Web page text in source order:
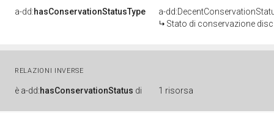
a-dd:hasConservationStatusType
a-
Stato di conservazione
RELAZIONI INVERSE
è a-dd:hasConservationStatus di 1 risorsa